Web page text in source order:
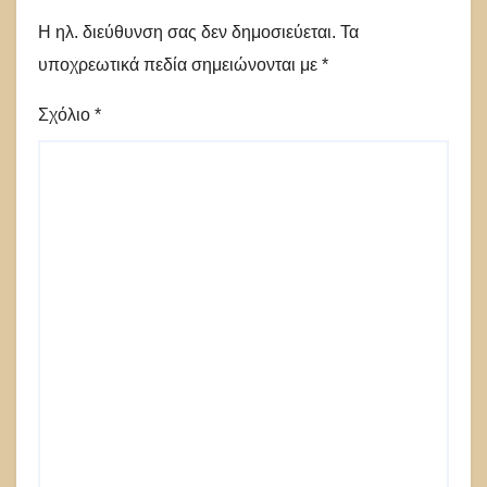
Η ηλ. διεύθυνση σας δεν δημοσιεύεται. Τα
υποχρεωτικά πεδία σημειώνονται με *
Σχόλιο *